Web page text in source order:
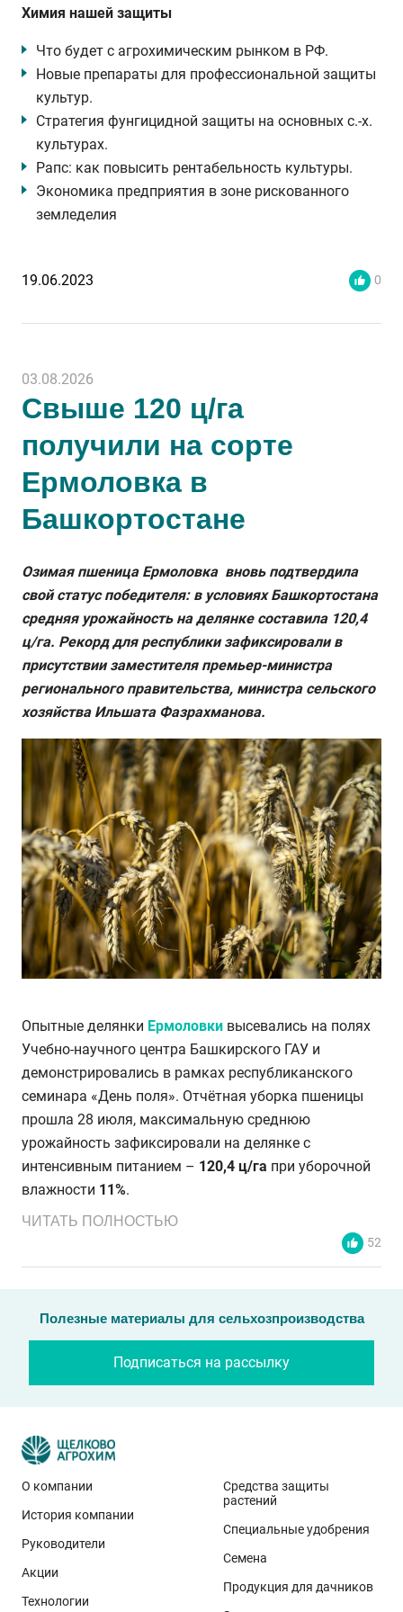
Химия нашей защиты
Что будет с агрохимическим рынком в РФ.
Новые препараты для профессиональной защиты
культур.
Стратегия фунгицидной защиты на основных с.-х.
культурах.
Рапс: как повысить рентабельность культуры.
Экономика предприятия в зоне рискованного
земледелия
19.06.2023 0
03.08.2026
Свыше 120 ц/га
получили на сорте
Ермоловка в
Башкортостане
Озимая пшеница Ермоловка вновь подтвердила
свой статус победителя: в условиях Башкортостана
средняя урожайность на делянке составила 120,4
ц/га. Рекорд для республики зафиксировали в
присутствии заместителя премьер-министра
регионального правительства, министра сельского
хозяйства Ильшата Фазрахманова.
Опытные делянки Ермоловки высевались на полях
Учебно-научного центра Башкирского ГАУ и
демонстрировались в рамках республиканского
семинара «День поля». Отчётная уборка пшеницы
прошла 28 июля, максимальную среднюю
урожайность зафиксировали на делянке с
интенсивным питанием – 120,4 ц/га при уборочной
влажности 11%.
Эти результаты особенно показательны для
условий Приволжского федерального округа. Они
демонстрируют, что потенциал интенсивного сорта
реализуется при грамотном управлении
ЧИТАТЬ ПОЛНОСТЬЮ
52
Полезные материалы для сельхозпроизводства
Подписаться на рассылку
О компании
История компании
Руководители
Акции
Технологии
Средства защиты
растений
Специальные удобрения
Семена
Продукция для дачников